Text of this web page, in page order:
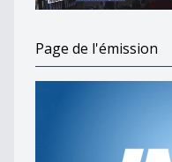
Page de l'émission